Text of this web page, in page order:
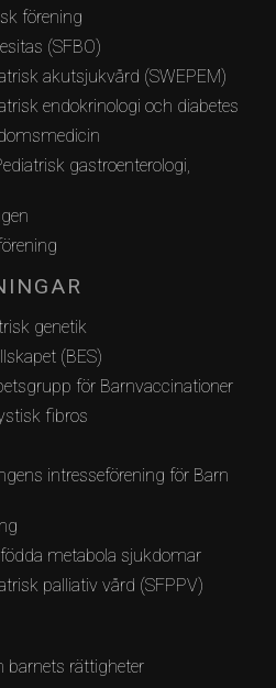
förening
(SFBO)
akutsjukvård (SWEPEM)
endokrinologi och diabetes
gastroenterologi,
genetik
(BES)
för Barnvaccinationer
fibros
intresseförening för Barn
metabola sjukdomar
palliativ vård (SFPPV)
barnets rättigheter